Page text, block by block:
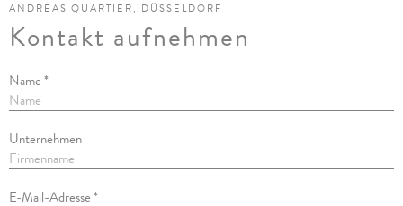
ANDREAS QUARTIER, DÜSSELDORF
Kontakt aufnehmen
Name *
Unternehmen
E-Mail-Adresse *